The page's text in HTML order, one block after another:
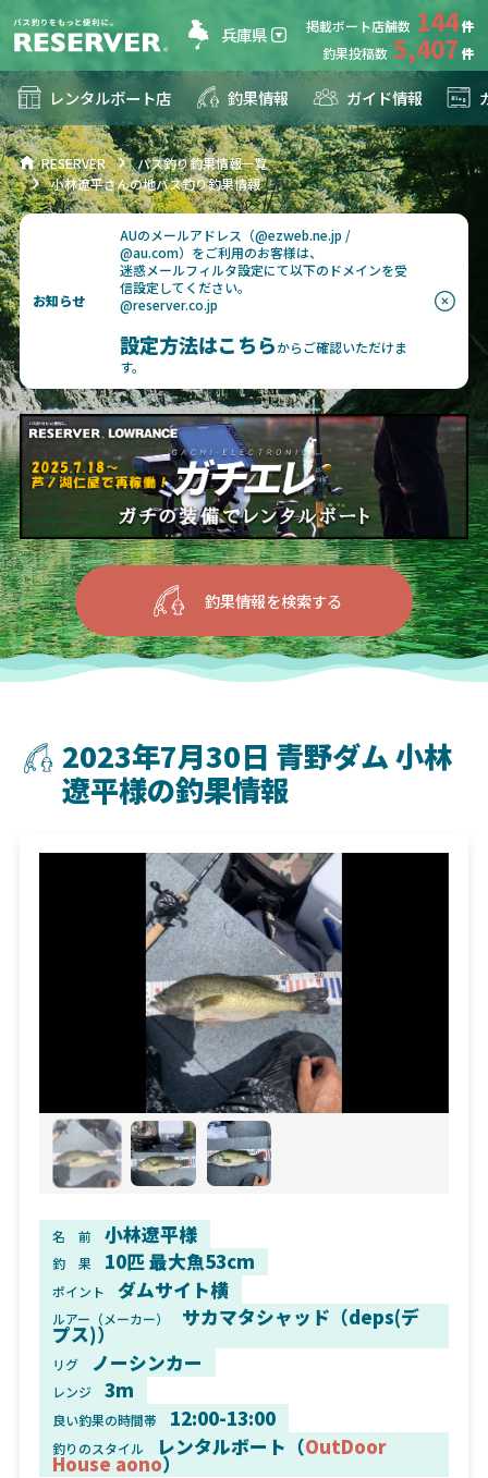
兵庫県 掲載ボート店舗数 144
釣果投稿数 5,407
レンタルボート店 釣果情報 ガイド情報
RESERVER
バス釣り釣果情報一覧
小林遼平さんの地バス釣り釣果情報
お知らせ
AUのメールアドレス（@ezweb.ne.jp /
@au.com）をご利用のお客様は、
迷惑メールフィルタ設定にて以下のドメインを受
信設定してください。
@reserver.co.jp
設定方法はこちらからご確認いただけま
す。
釣果情報を検索する
2023年7月30日 青野ダム 小林
遼平様の釣果情報
名 前 小林遼平様
釣 果 10匹 最大魚53cm
ポイント ダムサイト横
ルアー（メーカー） サカマタシャッド（deps(デ
プス)）
リグ ノーシンカー
レンジ 3m
良い釣果の時間帯 12:00-13:00
釣りのスタイル レンタルボート（OutDoor
House aono）